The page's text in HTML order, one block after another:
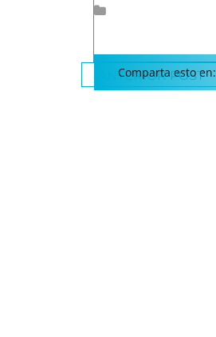
Comparta esto en:
ANTERIOR POST